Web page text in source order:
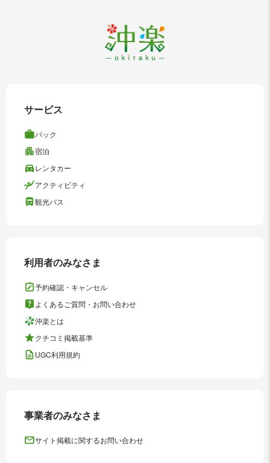
サービス
パック
宿泊
レンタカー
アクティビティ
観光バス
利用者のみなさま
予約確認・キャンセル
よくあるご質問・お問い合わせ
沖楽とは
クチコミ掲載基準
UGC利用規約
事業者のみなさま
サイト掲載に関するお問い合わせ